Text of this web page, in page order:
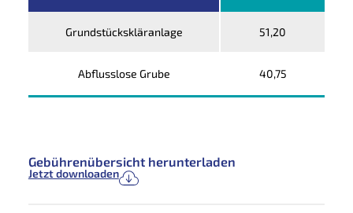
Grundstückskläranlage 51,20
Abflusslose Grube 40,75
Gebührenübersicht herunterladen
Jetzt downloaden